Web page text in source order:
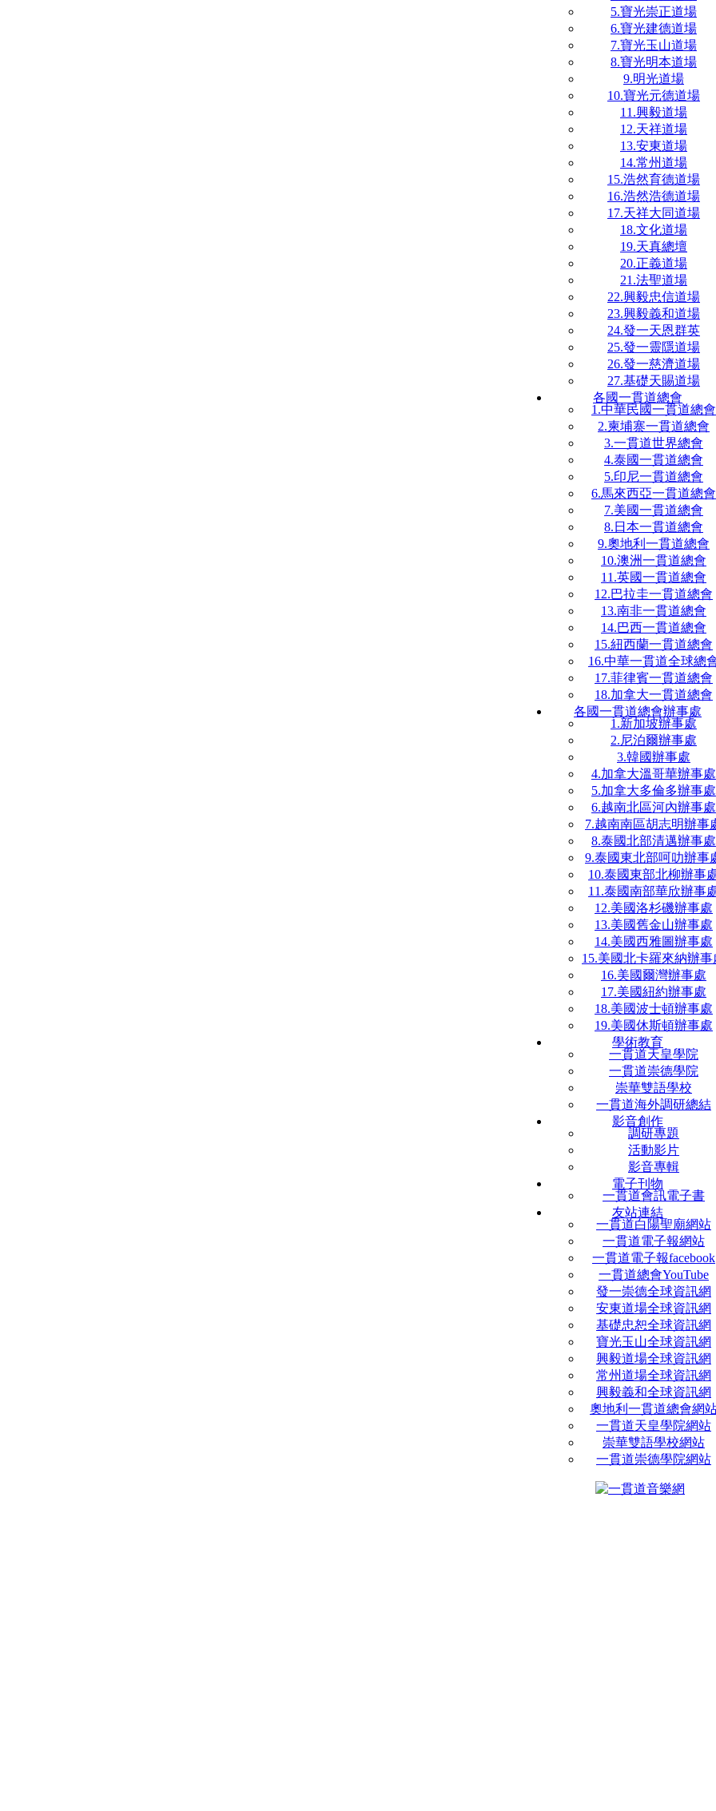
5.寶光崇正道場
6.寶光建德道場
7.寶光玉山道場
8.寶光明本道場
9.明光道場
10.寶光元德道場
11.興毅道場
12.天祥道場
13.安東道場
14.常州道場
15.浩然育德道場
16.浩然浩德道場
17.天祥大同道場
18.文化道場
19.天真總壇
20.正義道場
21.法聖道場
22.興毅忠信道場
23.興毅義和道場
24.發一天恩群英
25.發一靈隱道場
26.發一慈濟道場
27.基礎天賜道場
各國一貫道總會
1.中華民國一貫道總會
2.柬埔寨一貫道總會
3.一貫道世界總會
4.泰國一貫道總會
5.印尼一貫道總會
6.馬來西亞一貫道總會
7.美國一貫道總會
8.日本一貫道總會
9.奧地利一貫道總會
10.澳洲一貫道總會
11.英國一貫道總會
12.巴拉圭一貫道總會
13.南非一貫道總會
14.巴西一貫道總會
15.紐西蘭一貫道總會
16.中華一貫道全球總
17.菲律賓一貫道總會
18.加拿大一貫道總會
各國一貫道總會辦事處
1.新加坡辦事處
2.尼泊爾辦事處
3.韓國辦事處
4.加拿大溫哥華辦事處
5.加拿大多倫多辦事處
6.越南北區河內辦事處
7.越南南區胡志明辦事
8.泰國北部清邁辦事處
9.泰國東北部呵叻辦事
10.泰國東部北柳辦事
11.泰國南部華欣辦事
12.美國洛杉磯辦事處
13.美國舊金山辦事處
14.美國西雅圖辦事處
15.美國北卡羅來納辦事
16.美國爾灣辦事處
17.美國紐約辦事處
18.美國波士頓辦事處
19.美國休斯頓辦事處
學術教育
一貫道天皇學院
一貫道崇德學院
崇華雙語學校
一貫道海外調研總結
影音創作
調研專題
活動影片
影音專輯
電子刊物
一貫道會訊電子書
友站連結
一貫道白陽聖廟網站
一貫道電子報網站
一貫道電子報facebook
一貫道總會YouTube
發一崇德全球資訊網
安東道場全球資訊網
基礎忠恕全球資訊網
寶光玉山全球資訊網
興毅道場全球資訊網
常州道場全球資訊網
興毅義和全球資訊網
奧地利一貫道總會網
一貫道天皇學院網站
崇華雙語學校網站
一貫道崇德學院網站